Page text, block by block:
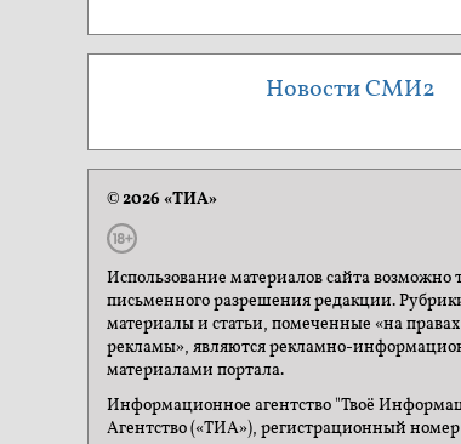
Новости СМИ2
© 2026 «ТИА»
Использование материалов сайта возможно
письменного разрешения редакции.
материалы и статьи, помеченные «на правах
рекламы», являются рекламно-
материалами портала.
Информационное агентство "Твоё
Агентство («ТИА»), регистрационный